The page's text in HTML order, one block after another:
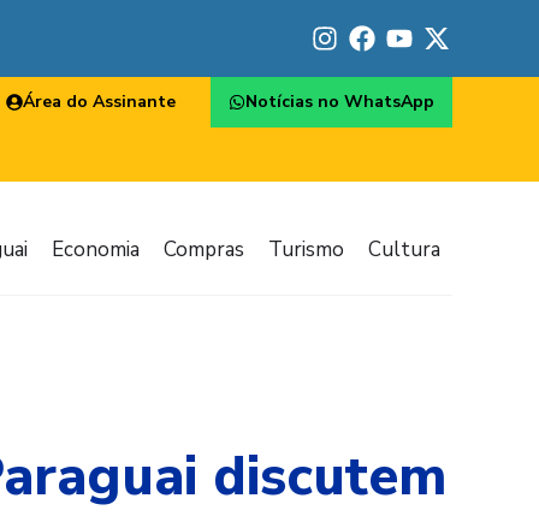
Área do Assinante Notícias no WhatsApp
Economia Compras Turismo Cultura
discutem